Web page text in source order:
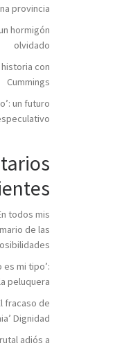
provincia
hormigón
olvidado
historia con
Cummings
un futuro
todos mis
de las
es mi tipo’:
peluquera
fracaso de
Dignidad
adiós a